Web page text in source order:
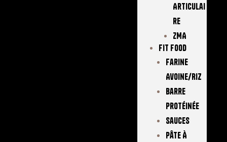
Articulai
Re
ZMA
FIT FOOD
Farine
Avoine/Riz
Barre
Protéinée
Sauces
Pâte À